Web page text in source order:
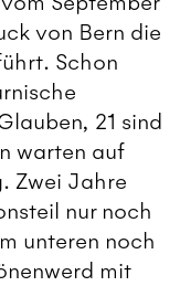
von Bern die
Schon
21 sind
warten auf
Zwei Jahre
nur noch
unteren noch
mit